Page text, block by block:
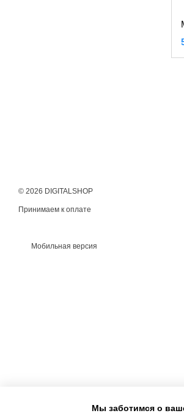
© 2026 DIGITALSHOP
Принимаем к оплате
Мобильная версия
Мы заботимся о